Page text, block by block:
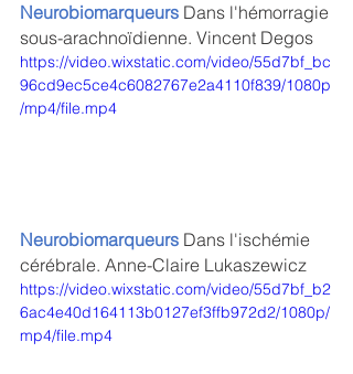
Neurobiomarqueurs Dans l'hémorragie
sous-arachnoïdienne. Vincent Degos
https://video.wixstatic.com/video/55d7bf_bc
96cd9ec5ce4c6082767e2a4110f839/1080p
/mp4/file.mp4
Neurobiomarqueurs Dans l'ischémie
cérébrale. Anne-Claire Lukaszewicz
https://video.wixstatic.com/video/55d7bf_b2
6ac4e40d164113b0127ef3ffb972d2/1080p/
mp4/file.mp4